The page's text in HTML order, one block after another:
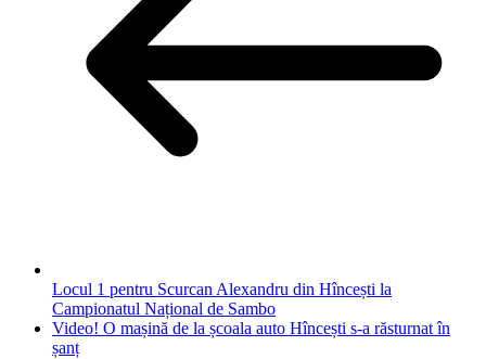
Locul 1 pentru Scurcan Alexandru din Hîncești la
Campionatul Național de Sambo
Video! O mașină de la școala auto Hîncești s-a răsturnat în
șanț